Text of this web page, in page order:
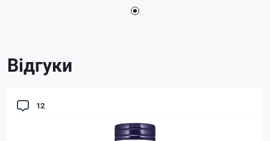
Відгуки
12